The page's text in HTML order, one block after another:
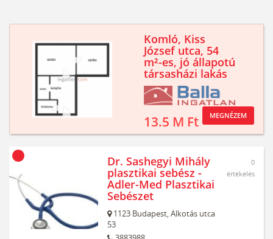
Komló, Kiss
József utca, 54
m²-es, jó állapotú
társasházi lakás
13.5 M Ft MEGNÉZEM
Dr. Sashegyi Mihály
plasztikai sebész -
Adler-Med Plasztikai
Sebészet
1123 Budapest,Alkotás utca
53
0
értékelés